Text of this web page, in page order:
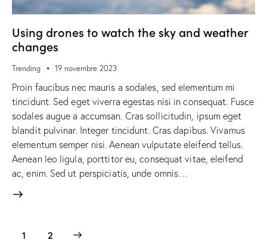
Using drones to watch the sky and weather
changes
Trending 19 novembre 2023
Proin faucibus nec mauris a sodales, sed elementum mi
tincidunt. Sed eget viverra egestas nisi in consequat. Fusce
sodales augue a accumsan. Cras sollicitudin, ipsum eget
blandit pulvinar. Integer tincidunt. Cras dapibus. Vivamus
elementum semper nisi. Aenean vulputate eleifend tellus.
Aenean leo ligula, porttitor eu, consequat vitae, eleifend
ac, enim. Sed ut perspiciatis, unde omnis…
1 2